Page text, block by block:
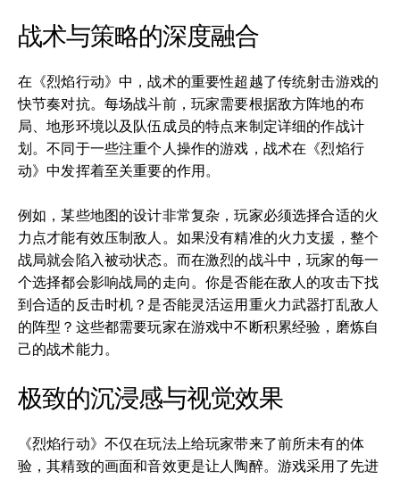
战术与策略的深度融合
在《烈焰行动》中，战术的重要性超越了传统射击游戏的
快节奏对抗。每场战斗前，玩家需要根据敌方阵地的布
局、地形环境以及队伍成员的特点来制定详细的作战计
划。不同于一些注重个人操作的游戏，战术在《烈焰行
动》中发挥着至关重要的作用。
例如，某些地图的设计非常复杂，玩家必须选择合适的火
力点才能有效压制敌人。如果没有精准的火力支援，整个
战局就会陷入被动状态。而在激烈的战斗中，玩家的每一
个选择都会影响战局的走向。你是否能在敌人的攻击下找
到合适的反击时机？是否能灵活运用重火力武器打乱敌人
的阵型？这些都需要玩家在游戏中不断积累经验，磨炼自
己的战术能力。
极致的沉浸感与视觉效果
《烈焰行动》不仅在玩法上给玩家带来了前所未有的体
验，其精致的画面和音效更是让人陶醉。游戏采用了先进